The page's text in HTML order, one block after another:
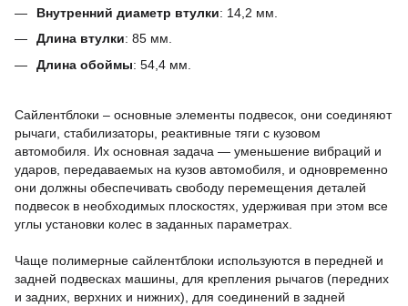
Внутренний диаметр втулки: 14,2 мм.
Длина втулки: 85 мм.
Длина обоймы: 54,4 мм.
Сайлентблоки – основные элементы подвесок, они соединяют
рычаги, стабилизаторы, реактивные тяги с кузовом
автомобиля.
Их основная задача — уменьшение вибраций и
ударов, передаваемых на кузов автомобиля, и одновременно
они должны обеспечивать свободу перемещения деталей
подвесок в необходимых плоскостях, удерживая при этом все
углы установки колес в заданных параметрах.
Чаще полимерные сайлентблоки используются в передней и
задней подвесках машины,
для крепления рычагов (передних
и задних, верхних и нижних),
для соединений в задней